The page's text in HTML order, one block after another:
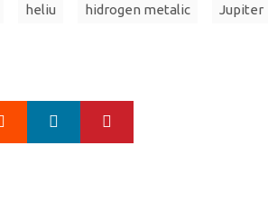
heliu hidrogen metalic Jupiter
Google+ LinkedIn